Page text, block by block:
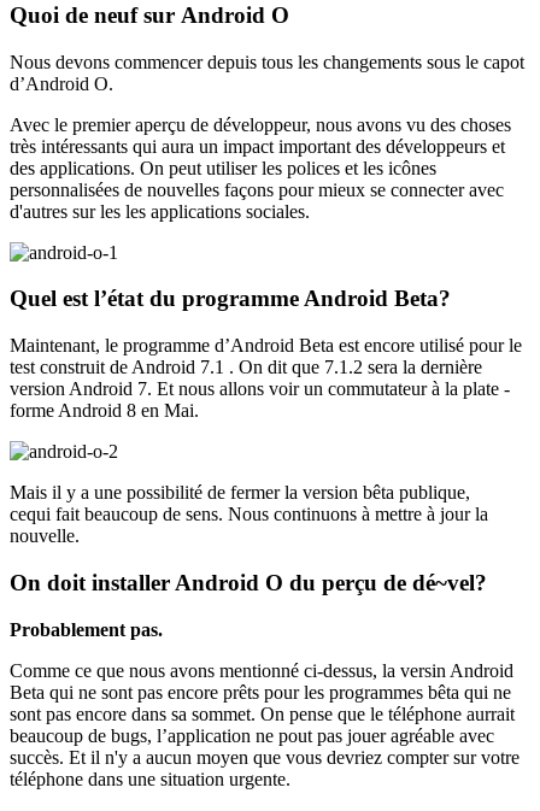
Quoi de neuf sur Android O
Nous devons commencer depuis tous les changements sous le capot
d’Android O.
Avec le premier aperçu de développeur, nous avons vu des choses
très intéressants qui aura un impact important des développeurs et
des applications. On peut utiliser les polices et les icônes
personnalisées de nouvelles façons pour mieux se connecter avec
d'autres sur les les applications sociales.
Quel est l’état du programme Android Beta?
Maintenant, le programme d’Android Beta est encore utilisé pour le
test construit de Android 7.1 . On dit que 7.1.2 sera la dernière
version Android 7. Et nous allons voir un commutateur à la plate -
forme Android 8 en Mai.
Mais il y a une possibilité de fermer la version bêta publique,
cequi fait beaucoup de sens. Nous continuons à mettre à jour la
nouvelle.
On doit installer Android O du perçu de dé~vel?
Probablement pas.
Comme ce que nous avons mentionné ci-dessus, la versin Android
Beta qui ne sont pas encore prêts pour les programmes bêta qui ne
sont pas encore dans sa sommet. On pense que le téléphone aurrait
beaucoup de bugs, l’application ne pout pas jouer agréable avec
succès. Et il n'y a aucun moyen que vous devriez compter sur votre
téléphone dans une situation urgente.